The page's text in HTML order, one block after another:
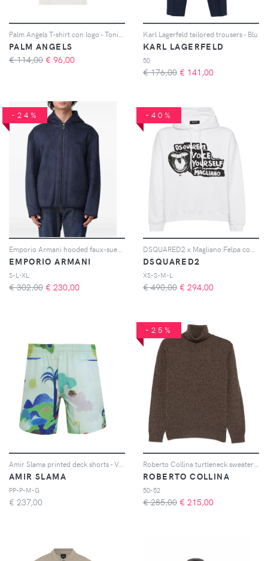
PALM ANGELS
€ 114,00 € 96,00
Karl Lagerfeld tailored trousers - Blu
KARL LAGERFELD
50
€ 176,00 € 141,00
-24%
EMPORIO ARMANI
S-L-XL
€ 302,00 € 230,00
-40%
DSQUARED2
XS-S-M-L
€ 490,00 € 294,00
Amir Slama printed deck shorts - Verde
AMIR SLAMA
PP-P-M-G
€ 237,00
-25%
ROBERTO COLLINA
50-52
€ 285,00 € 215,00